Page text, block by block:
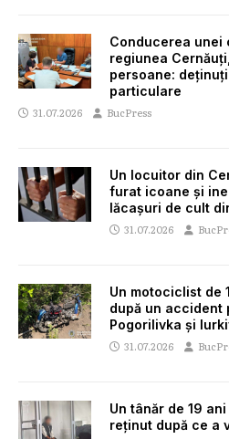
Conducerea unei
regiunea
persoane:
particulare
31.07.2026 BucPress
Un locuitor din
furat icoane și
lăcașuri de cult
31.07.2026
Un motociclist de
după un accident
Pogorilivka și
31.07.2026
Un tânăr de 19
reținut după ce a